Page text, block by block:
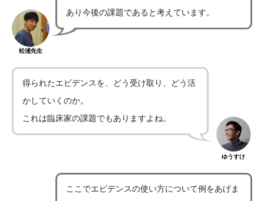
松浦先生
あり今後の課題であると考えています。
得られたエビデンスを、どう受け取り、どう活
かしていくのか。
これは臨床家の課題でもありますよね。
ゆうすけ
ここでエビデンスの使い方について例をあげま